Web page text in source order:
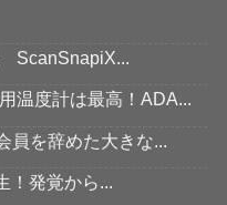
ScanSnapiX...
温度計は最高！ADA...
員を辞めた大きな...
！発覚から...